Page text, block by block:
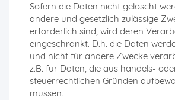
Sofern die Daten nicht gelöscht
andere und gesetzlich zulässige
erforderlich sind, wird deren
eingeschränkt. D.h. die Daten
und nicht für andere Zwecke
z.B. für Daten, die aus handels-
steuerrechtlichen Gründen
müssen.